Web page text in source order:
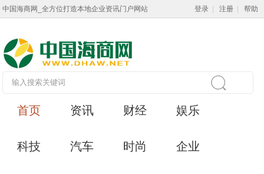
中国海商网_全方位打造本地企业资讯门户网站 登录 注册 帮助
首页 资讯 财经 娱乐
科技 汽车 时尚 企业